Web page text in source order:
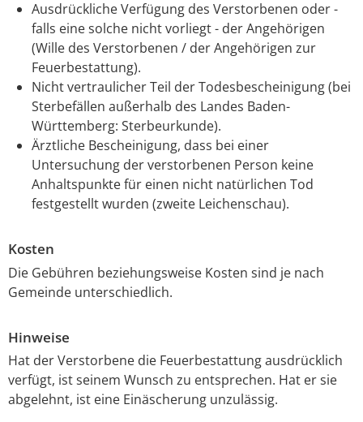
Ausdrückliche Verfügung des Verstorbenen oder -
falls eine solche nicht vorliegt - der Angehörigen
(Wille des Verstorbenen / der Angehörigen zur
Feuerbestattung).
Nicht vertraulicher Teil der Todesbescheinigung (bei
Sterbefällen außerhalb des Landes Baden-
Württemberg: Sterbeurkunde).
Ärztliche Bescheinigung, dass bei einer
Untersuchung der verstorbenen Person keine
Anhaltspunkte für einen nicht natürlichen Tod
festgestellt wurden (zweite Leichenschau).
Kosten
Die Gebühren beziehungsweise Kosten sind je nach
Gemeinde unterschiedlich.
Hinweise
Hat der Verstorbene die Feuerbestattung ausdrücklich
verfügt, ist seinem Wunsch zu entsprechen. Hat er sie
abgelehnt, ist eine Einäscherung unzulässig.